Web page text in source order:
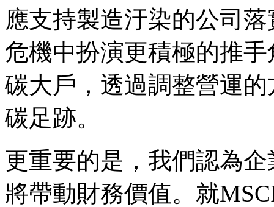
應支持製造汙染的公司
危機中扮演更積極的推
碳大戶，透過調整營運
碳足跡。
更重要的是，我們認為
將帶動財務價值。就